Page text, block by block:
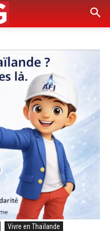
Vivre en Thaïlande